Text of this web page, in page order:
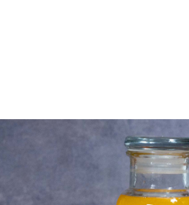
Όλοι λίγο-πολύ έχουμε ακούσει
πορτοκαλιού πρέπει να
στύψιμό του, καθώς αλλιώς